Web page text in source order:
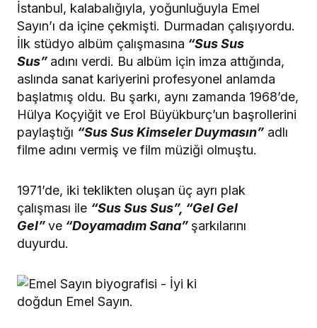
İstanbul, kalabalığıyla, yoğunluğuyla Emel
Sayın’ı da içine çekmişti. Durmadan çalışıyordu.
İlk stüdyo albüm çalışmasına “Sus Sus
Sus” adını verdi. Bu albüm için imza attığında,
aslında sanat kariyerini profesyonel anlamda
başlatmış oldu. Bu şarkı, aynı zamanda 1968’de,
Hülya Koçyiğit ve Erol Büyükburç’un başrollerini
paylaştığı “Sus Sus Kimseler Duymasın” adlı
filme adını vermiş ve film müziği olmuştu.
1971’de, iki teklikten oluşan üç ayrı plak
çalışması ile “Sus Sus Sus”, “Gel Gel
Gel”ve “Doyamadım Sana” şarkılarını
duyurdu.